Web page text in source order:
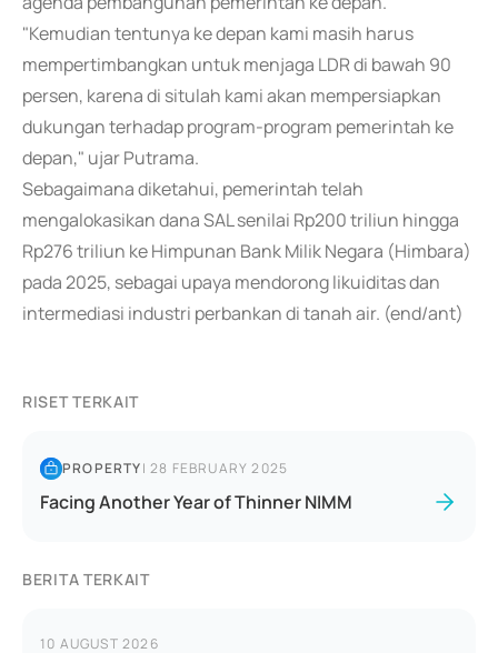
"Kemudian tentunya ke depan kami masih harus
mempertimbangkan untuk menjaga LDR di bawah 90
persen, karena di situlah kami akan mempersiapkan
dukungan terhadap program-program pemerintah ke
depan," ujar Putrama.
Sebagaimana diketahui, pemerintah telah
mengalokasikan dana SAL senilai Rp200 triliun hingga
Rp276 triliun ke Himpunan Bank Milik Negara (Himbara)
pada 2025, sebagai upaya mendorong likuiditas dan
intermediasi industri perbankan di tanah air. (end/ant)
RISET TERKAIT
PROPERTY|28 FEBRUARY 2025
Facing Another Year of Thinner NIMM
BERITA TERKAIT
10 AUGUST 2026